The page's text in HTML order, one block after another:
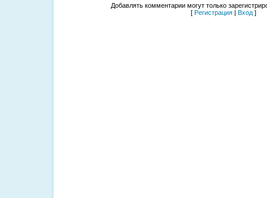
Добавлять комментарии могут только
[ Регистрация | Вход ]